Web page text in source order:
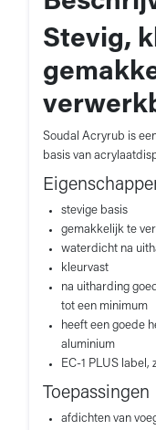
Stevig,
Soudal Acryrub is
basis van
stevige basis
gemakkelijk te
waterdicht na
kleurvast
na uitharding
tot een minimum
heeft een goede
aluminium
EC-1 PLUS label,
Toepassingen
afdichten van